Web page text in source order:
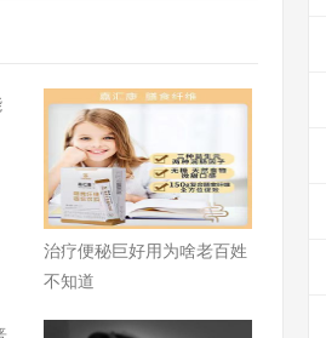
治疗便秘巨好用为啥老百姓
不知道